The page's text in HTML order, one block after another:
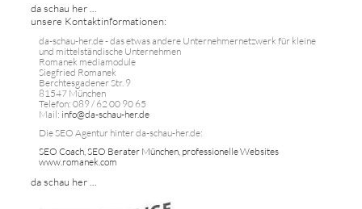
da schau her ...
unsere Kontaktinformationen:
da-schau-her.de - das etwas andere Unternehmernetzwerk für kleine
und mittelständische Unternehmen
Romanek mediamodule
Siegfried Romanek
Berchtesgadener Str. 9
81547 München
Telefon: 089 / 62 00 90 65
Mail: info@da-schau-her.de
Die SEO Agentur hinter da-schau-her.de:
SEO Coach, SEO Berater München, professionelle Websites
www.romanek.com
da schau her ...